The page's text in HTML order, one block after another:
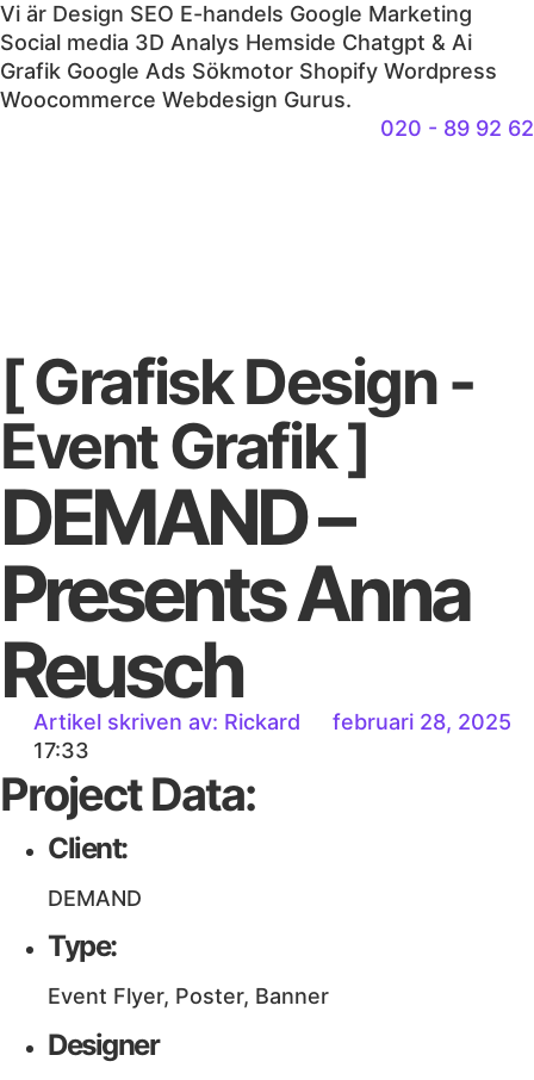
Vi är Design SEO E-handels Google Marketing
Social media 3D Analys Hemside Chatgpt & Ai
Grafik Google Ads Sökmotor Shopify Wordpress
Woocommerce Webdesign Gurus.
020 - 89 92 62
[ Grafisk Design -
Event Grafik]
DEMAND –
Presents Anna
Reusch
Artikel skriven av: Rickard
februari 28, 2025
17:33
Project Data:
Client:
DEMAND
Type:
Event Flyer, Poster, Banner
Designer